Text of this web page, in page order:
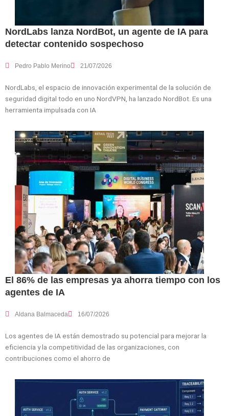
NordLabs lanza NordBot, un agente de IA para
detectar contenido sospechoso
Pedro Pablo Merino 21/07/2026
NordLabs, el espacio de innovación experimental de la solución de
seguridad digital todo en uno NordVPN, ha lanzado NordBot. Es una
herramienta impulsada con IA
El 86% de las empresas ya ahorra tiempo con los
agentes de IA
Aldana Balmaceda 16/07/2026
Los agentes de IA están demostrado su potencial para mejorar la
eficiencia y la competitividad de las organizaciones, con
contribuciones como el ahorro de